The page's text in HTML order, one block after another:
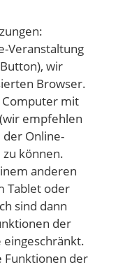
Veranstaltung
wir
Browser.
Computer mit
empfehlen
der Online-
können.
anderen
Tablet oder
sind dann
der
Funktionen der